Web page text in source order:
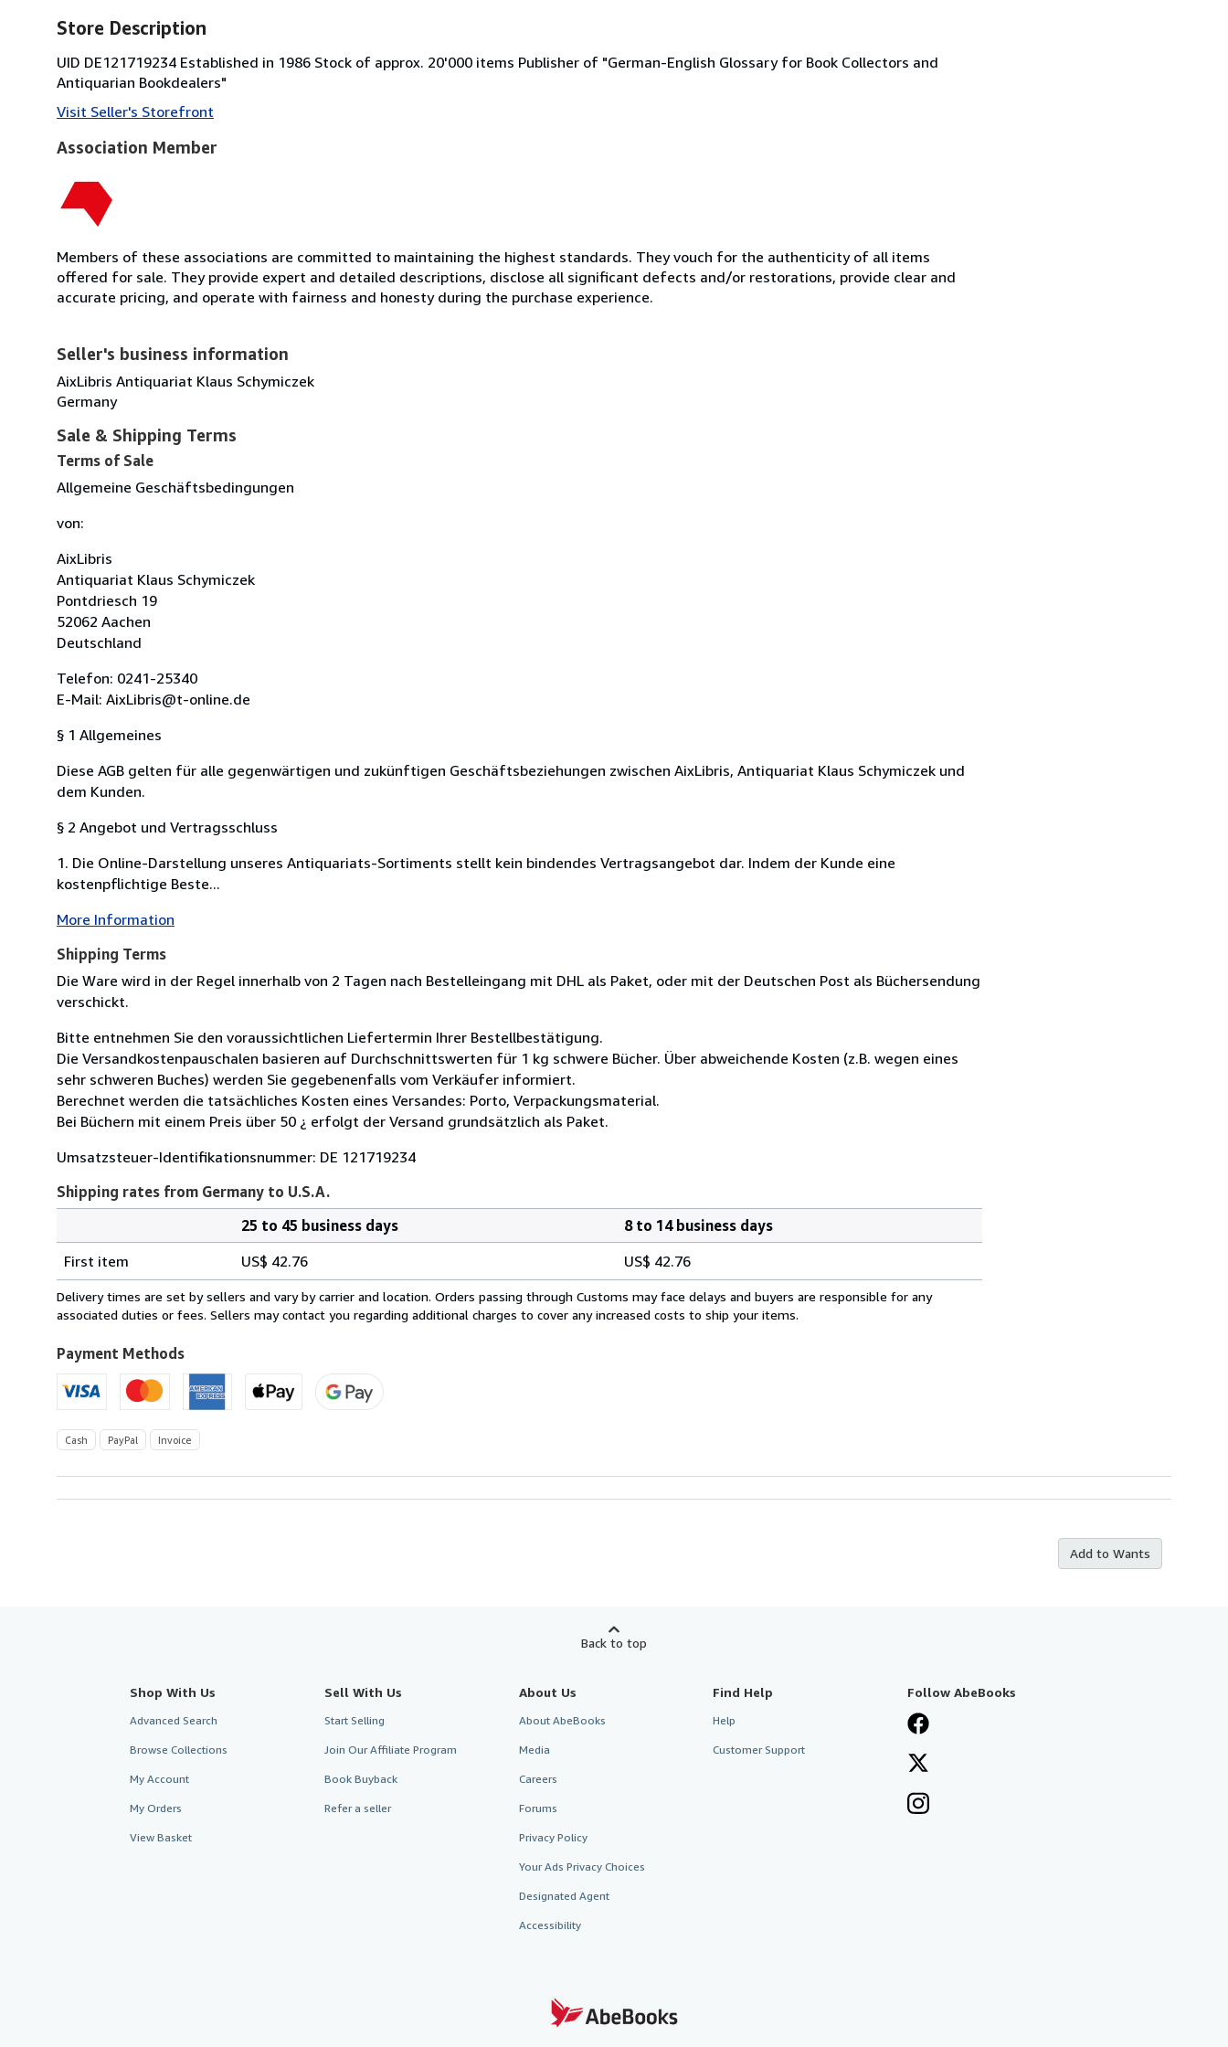
Store Description
UID DE121719234 Established in 1986 Stock of approx. 20'000 items Publisher of "German-English Glossary for Book Collectors and
Antiquarian Bookdealers"
Visit Seller's Storefront
Association Member
Members of these associations are committed to maintaining the highest standards. They vouch for the authenticity of all items
offered for sale. They provide expert and detailed descriptions, disclose all significant defects and/or restorations, provide clear and
accurate pricing, and operate with fairness and honesty during the purchase experience.
Seller's business information
AixLibris Antiquariat Klaus Schymiczek
Germany
Sale & Shipping Terms
Terms of Sale
Allgemeine Geschäftsbedingungen
von:
AixLibris
Antiquariat Klaus Schymiczek
Pontdriesch 19
52062 Aachen
Deutschland
Telefon: 0241-25340
E-Mail: AixLibris@t-online.de
§ 1 Allgemeines
Diese AGB gelten für alle gegenwärtigen und zukünftigen Geschäftsbeziehungen zwischen AixLibris, Antiquariat Klaus Schymiczek und
dem Kunden.
§ 2 Angebot und Vertragsschluss
1. Die Online-Darstellung unseres Antiquariats-Sortiments stellt kein bindendes Vertragsangebot dar. Indem der Kunde eine
kostenpflichtige Beste...
More Information
Shipping Terms
Die Ware wird in der Regel innerhalb von 2 Tagen nach Bestelleingang mit DHL als Paket, oder mit der Deutschen Post als Büchersendung
verschickt.
Bitte entnehmen Sie den voraussichtlichen Liefertermin Ihrer Bestellbestätigung.
Die Versandkostenpauschalen basieren auf Durchschnittswerten für 1 kg schwere Bücher. Über abweichende Kosten (z.B. wegen eines
sehr schweren Buches) werden Sie gegebenenfalls vom Verkäufer informiert.
Berechnet werden die tatsächliches Kosten eines Versandes: Porto, Verpackungsmaterial.
Bei Büchern mit einem Preis über 50 ¿ erfolgt der Versand grundsätzlich als Paket.
Umsatzsteuer-Identifikationsnummer: DE 121719234
Shipping rates from Germany to U.S.A.
rates
from
Germany
U.S.A.
25 to 45 business days
8 to 14 business days
First item
US$ 42.76 US$ 42.76
Delivery times are set by sellers and vary by carrier and location. Orders passing through Customs may face delays and buyers are responsible for any
associated duties or fees. Sellers may contact you regarding additional charges to cover any increased costs to ship your items.
Payment Methods
Cash PayPal Invoice
Add to Wants
Back to top
Shop With Us
Advanced Search
Browse Collections
My Account
My Orders
View Basket
Sell With Us
Start Selling
Join Our Affiliate Program
Book Buyback
Refer a seller
About Us
About AbeBooks
Media
Careers
Forums
Privacy Policy
Your Ads Privacy Choices
Designated Agent
Accessibility
Find Help
Help
Customer Support
Follow AbeBooks